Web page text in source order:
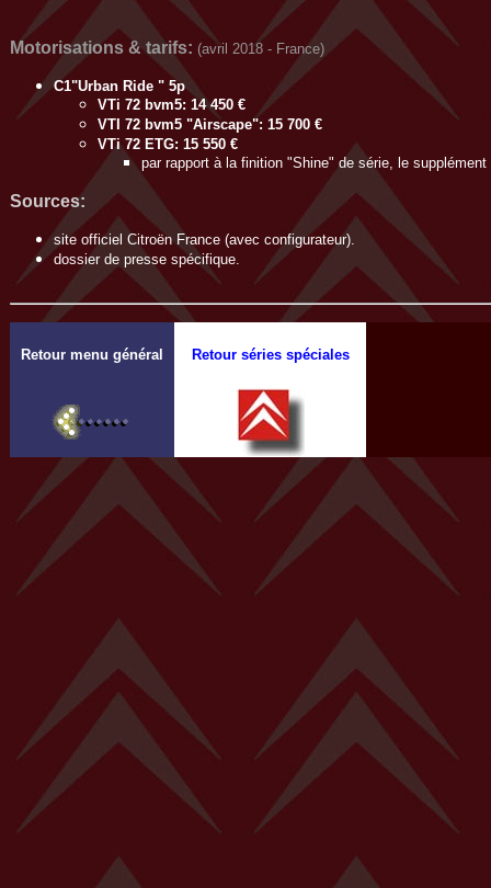
Motorisations & tarifs: (avril 2018 - France)
C1"Urban Ride " 5p
VTi 72 bvm5: 14 450 €
VTI 72 bvm5 "Airscape": 15 700 €
VTi 72 ETG: 15 550 €
par rapport à la finition "Shine" de série, le
Sources:
site officiel Citroën France (avec configurateur).
dossier de presse spécifique.
Retour menu général Retour séries spéciales